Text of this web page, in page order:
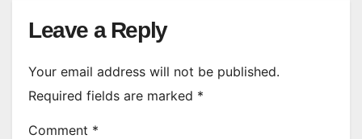
Leave a Reply
Your email address will not be published.
Required fields are marked *
Comment *